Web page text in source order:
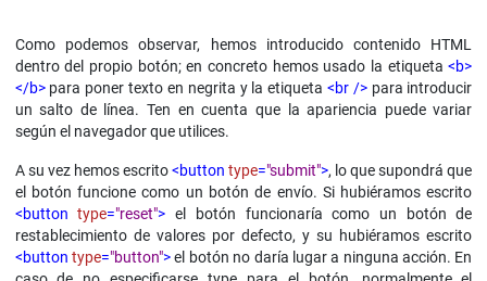
Como podemos observar, hemos introducido contenido HTML
dentro del propio botón; en concreto hemos usado la etiqueta<b>
</b>para poner texto en negrita y la etiqueta <br />para introducir
un salto de línea. Ten en cuenta que la apariencia puede variar
según el navegador que utilices.
A su vez hemos escrito<buttontype="submit">, lo que supondrá que
el botón funcione como un botón de envío. Si hubiéramos escrito
<buttontype="reset"> el botón funcionaría como un botón de
restablecimiento de valores por defecto, y su hubiéramos escrito
<button type="button">el botón no daría lugar a ninguna acción. En